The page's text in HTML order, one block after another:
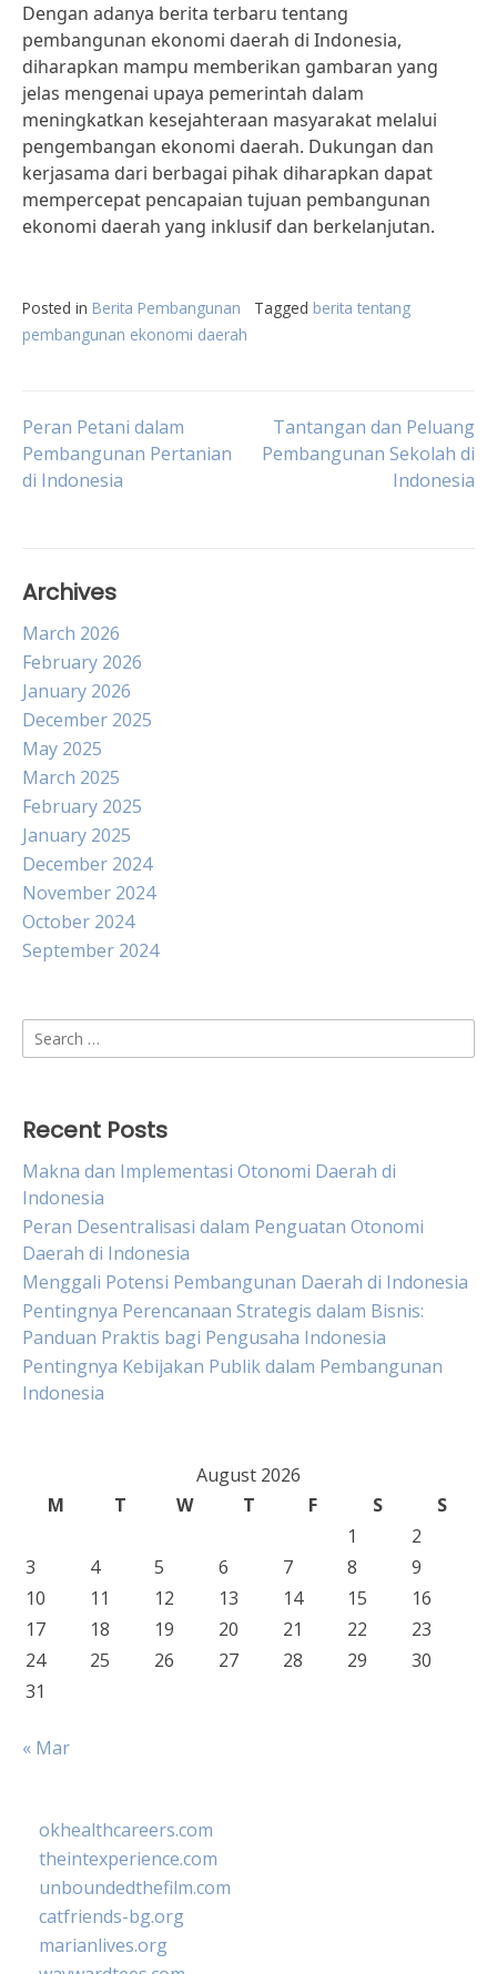
Dengan adanya berita terbaru tentang
pembangunan ekonomi daerah di Indonesia,
diharapkan mampu memberikan gambaran yang
jelas mengenai upaya pemerintah dalam
meningkatkan kesejahteraan masyarakat melalui
pengembangan ekonomi daerah. Dukungan dan
kerjasama dari berbagai pihak diharapkan dapat
mempercepat pencapaian tujuan pembangunan
ekonomi daerah yang inklusif dan berkelanjutan.
Posted in Berita Pembangunan Tagged berita tentang
pembangunan ekonomi daerah
Post
navigation
Peran Petani dalam
Pembangunan Pertanian
di Indonesia
Tantangan dan Peluang
Pembangunan Sekolah di
Indonesia
Archives
March 2026
February 2026
January 2026
December 2025
May 2025
March 2025
February 2025
January 2025
December 2024
November 2024
October 2024
September 2024
Search
for:
Recent Posts
Makna dan Implementasi Otonomi Daerah di
Indonesia
Peran Desentralisasi dalam Penguatan Otonomi
Daerah di Indonesia
Menggali Potensi Pembangunan Daerah di Indonesia
Pentingnya Perencanaan Strategis dalam Bisnis:
Panduan Praktis bagi Pengusaha Indonesia
Pentingnya Kebijakan Publik dalam Pembangunan
Indonesia
August 2026
M
T W T F S
S
1
2
3
4 5 6 7 8
9
10
11 12 13 14 15
16
17
18 19 20 21 22
23
24
25 26 27 28 29
30
31
« Mar
okhealthcareers.com
theintexperience.com
unboundedthefilm.com
catfriends-bg.org
marianlives.org